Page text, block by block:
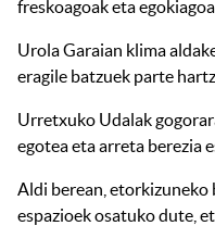
freskoagoak eta
Urola Garaian klima
eragile batzuek parte
Urretxuko Udalak
egotea eta arreta berezia
Aldi berean, etorkizuneko
espazioek osatuko dute,